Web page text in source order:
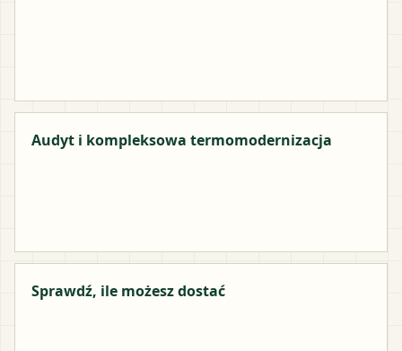
Audyt i kompleksowa termomodernizacja
Sprawdź, ile możesz dostać